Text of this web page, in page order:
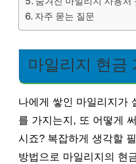
자주 묻는 질문
마일리지 현금
나에게 쌓인 마일리지가
를 가지는지, 또 어떻게
시죠? 복잡하게 생각할
방법으로 마일리지의 현